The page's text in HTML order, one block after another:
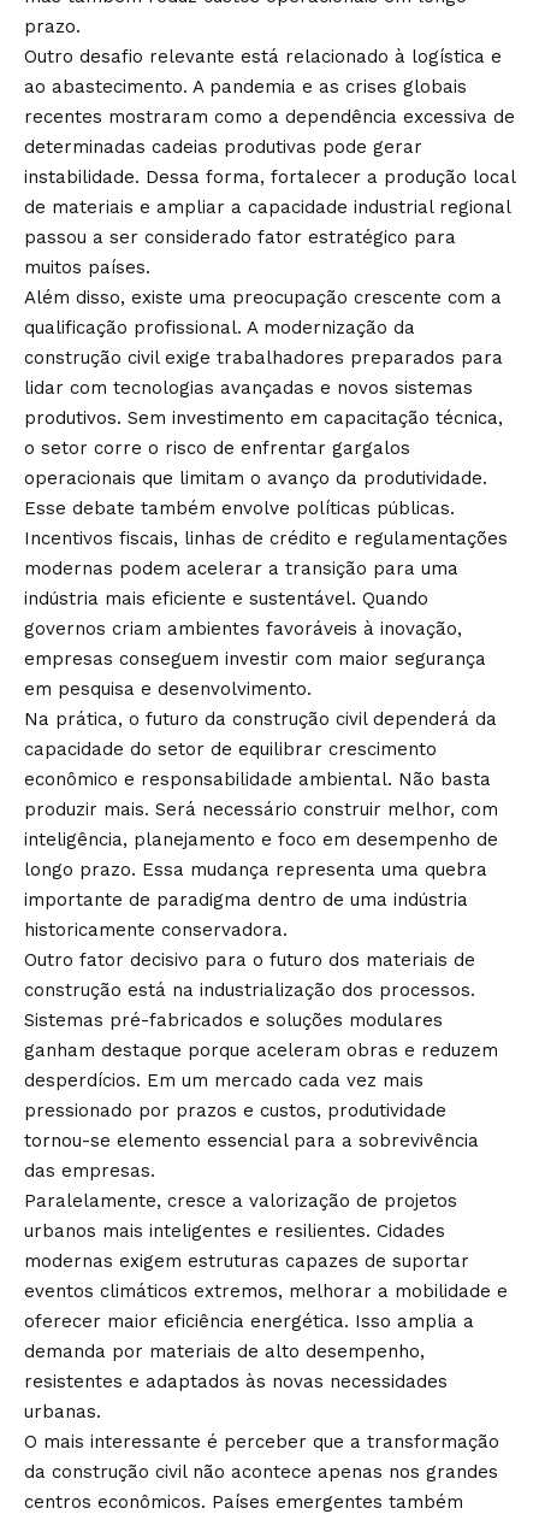
prazo.
Outro desafio relevante está relacionado à logística e
ao abastecimento. A pandemia e as crises globais
recentes mostraram como a dependência excessiva de
determinadas cadeias produtivas pode gerar
instabilidade. Dessa forma, fortalecer a produção local
de materiais e ampliar a capacidade industrial regional
passou a ser considerado fator estratégico para
muitos países.
Além disso, existe uma preocupação crescente com a
qualificação profissional. A modernização da
construção civil exige trabalhadores preparados para
lidar com tecnologias avançadas e novos sistemas
produtivos. Sem investimento em capacitação técnica,
o setor corre o risco de enfrentar gargalos
operacionais que limitam o avanço da produtividade.
Esse debate também envolve políticas públicas.
Incentivos fiscais, linhas de crédito e regulamentações
modernas podem acelerar a transição para uma
indústria mais eficiente e sustentável. Quando
governos criam ambientes favoráveis à inovação,
empresas conseguem investir com maior segurança
em pesquisa e desenvolvimento.
Na prática, o futuro da construção civil dependerá da
capacidade do setor de equilibrar crescimento
econômico e responsabilidade ambiental. Não basta
produzir mais. Será necessário construir melhor, com
inteligência, planejamento e foco em desempenho de
longo prazo. Essa mudança representa uma quebra
importante de paradigma dentro de uma indústria
historicamente conservadora.
Outro fator decisivo para o futuro dos materiais de
construção está na industrialização dos processos.
Sistemas pré-fabricados e soluções modulares
ganham destaque porque aceleram obras e reduzem
desperdícios. Em um mercado cada vez mais
pressionado por prazos e custos, produtividade
tornou-se elemento essencial para a sobrevivência
das empresas.
Paralelamente, cresce a valorização de projetos
urbanos mais inteligentes e resilientes. Cidades
modernas exigem estruturas capazes de suportar
eventos climáticos extremos, melhorar a mobilidade e
oferecer maior eficiência energética. Isso amplia a
demanda por materiais de alto desempenho,
resistentes e adaptados às novas necessidades
urbanas.
O mais interessante é perceber que a transformação
da construção civil não acontece apenas nos grandes
centros econômicos. Países emergentes também